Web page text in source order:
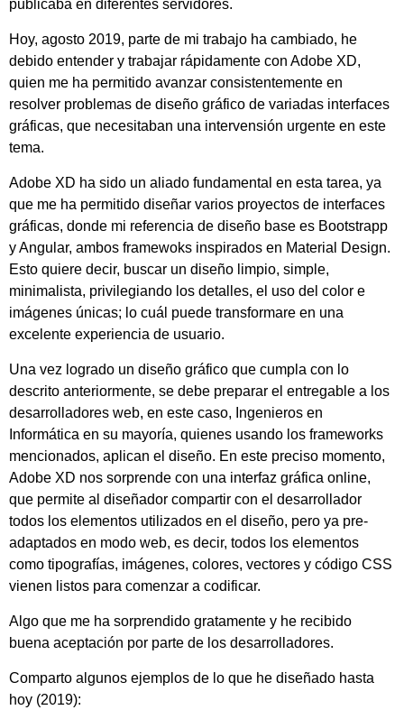
publicaba en diferentes servidores.
Hoy, agosto 2019, parte de mi trabajo ha cambiado, he
debido entender y trabajar rápidamente con Adobe XD,
quien me ha permitido avanzar consistentemente en
resolver problemas de diseño gráfico de variadas interfaces
gráficas, que necesitaban una intervensión urgente en este
tema.
Adobe XD ha sido un aliado fundamental en esta tarea, ya
que me ha permitido diseñar varios proyectos de interfaces
gráficas, donde mi referencia de diseño base es Bootstrapp
y Angular, ambos framewoks inspirados en Material Design.
Esto quiere decir, buscar un diseño limpio, simple,
minimalista, privilegiando los detalles, el uso del color e
imágenes únicas; lo cuál puede transformare en una
excelente experiencia de usuario.
Una vez logrado un diseño gráfico que cumpla con lo
descrito anteriormente, se debe preparar el entregable a los
desarrolladores web, en este caso, Ingenieros en
Informática en su mayoría, quienes usando los frameworks
mencionados, aplican el diseño. En este preciso momento,
Adobe XD nos sorprende con una interfaz gráfica online,
que permite al diseñador compartir con el desarrollador
todos los elementos utilizados en el diseño, pero ya pre-
adaptados en modo web, es decir, todos los elementos
como tipografías, imágenes, colores, vectores y código CSS
vienen listos para comenzar a codificar.
Algo que me ha sorprendido gratamente y he recibido
buena aceptación por parte de los desarrolladores.
Comparto algunos ejemplos de lo que he diseñado hasta
hoy (2019):